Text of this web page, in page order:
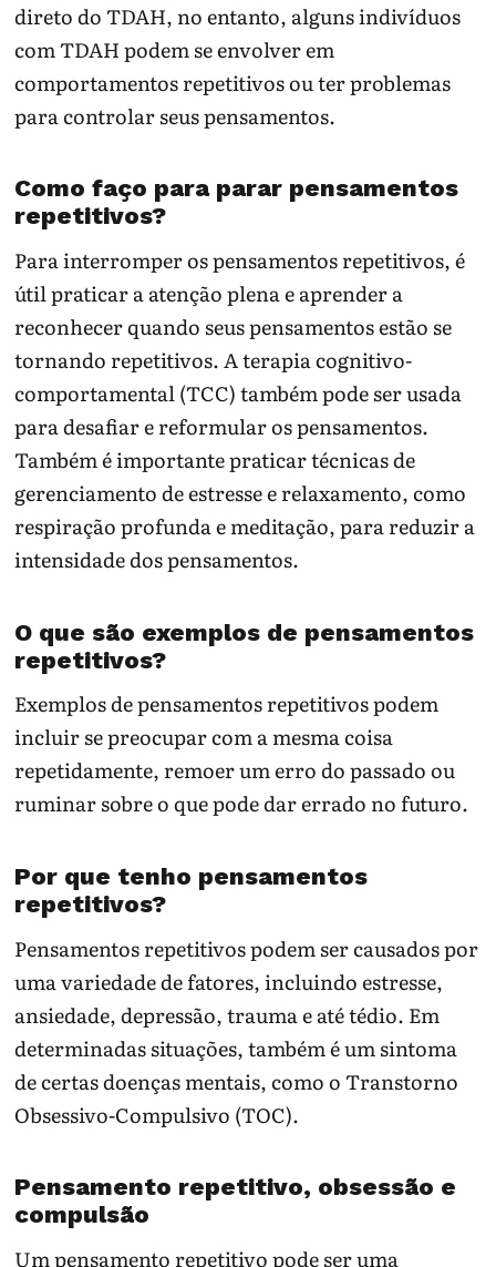
direto do TDAH, no entanto, alguns indivíduos
com TDAH podem se envolver em
comportamentos repetitivos ou ter problemas
para controlar seus pensamentos.
Como faço para parar pensamentos
repetitivos?
Para interromper os pensamentos repetitivos, é
útil praticar a atenção plena e aprender a
reconhecer quando seus pensamentos estão se
tornando repetitivos. A terapia cognitivo-
comportamental (TCC) também pode ser usada
para desafiar e reformular os pensamentos.
Também é importante praticar técnicas de
gerenciamento de estresse e relaxamento, como
respiração profunda e meditação, para reduzir a
intensidade dos pensamentos.
O que são exemplos de pensamentos
repetitivos?
Exemplos de pensamentos repetitivos podem
incluir se preocupar com a mesma coisa
repetidamente, remoer um erro do passado ou
ruminar sobre o que pode dar errado no futuro.
Por que tenho pensamentos
repetitivos?
Pensamentos repetitivos podem ser causados por
uma variedade de fatores, incluindo estresse,
ansiedade, depressão, trauma e até tédio. Em
determinadas situações, também é um sintoma
de certas doenças mentais, como o Transtorno
Obsessivo-Compulsivo (TOC).
Pensamento repetitivo, obsessão e
compulsão
Um pensamento repetitivo pode ser uma